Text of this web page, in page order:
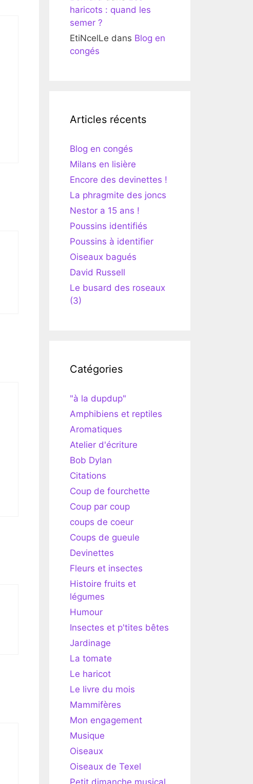
haricots : quand les
semer ?
EtiNcelLe dans Blog en
congés
Articles récents
Blog en congés
Milans en lisière
Encore des devinettes !
La phragmite des joncs
Nestor a 15 ans !
Poussins identifiés
Poussins à identifier
Oiseaux bagués
David Russell
Le busard des roseaux
(3)
Catégories
"à la dupdup"
Amphibiens et reptiles
Aromatiques
Atelier d'écriture
Bob Dylan
Citations
Coup de fourchette
Coup par coup
coups de coeur
Coups de gueule
Devinettes
Fleurs et insectes
Histoire fruits et
légumes
Humour
Insectes et p'tites bêtes
Jardinage
La tomate
Le haricot
Le livre du mois
Mammifères
Mon engagement
Musique
Oiseaux
Oiseaux de Texel
Petit dimanche musical